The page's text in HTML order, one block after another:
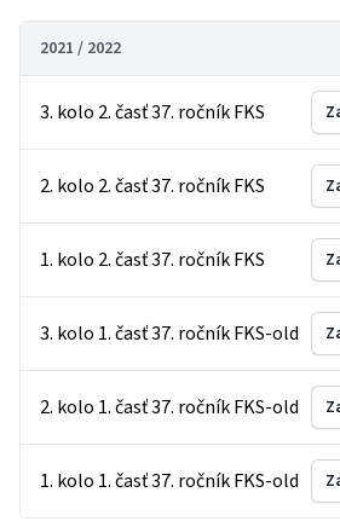
2021 / 2022
3. kolo 2. časť 37. ročník FKS
2. kolo 2. časť 37. ročník FKS
1. kolo 2. časť 37. ročník FKS
3. kolo 1. časť 37. ročník FKS-old
2. kolo 1. časť 37. ročník FKS-old
1. kolo 1. časť 37. ročník FKS-old